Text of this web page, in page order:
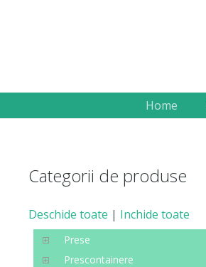
Home
Categorii de produse
Deschide toate | Inchide toate
Prese
Prescontainere